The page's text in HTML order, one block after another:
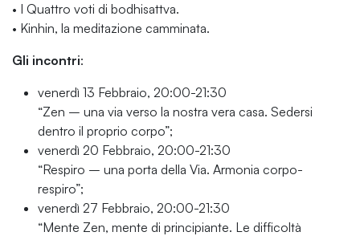
• I Quattro voti di bodhisattva.
• Kinhin, la meditazione camminata.
Gli incontri:
venerdì 13 Febbraio, 20:00-21:30
“Zen – una via verso la nostra vera casa. Sedersi
dentro il proprio corpo”;
venerdì 20 Febbraio, 20:00-21:30
“Respiro – una porta della Via. Armonia corpo-
respiro”;
venerdì 27 Febbraio, 20:00-21:30
“Mente Zen, mente di principiante. Le difficoltà